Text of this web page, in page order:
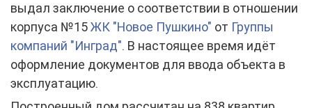
выдал заключение о соответствии в отношении
корпуса №15ЖК "Новое Пушкино" от Группы
компаний "Инград". В настоящее время идёт
оформление документов для ввода объекта в
эксплуатацию.